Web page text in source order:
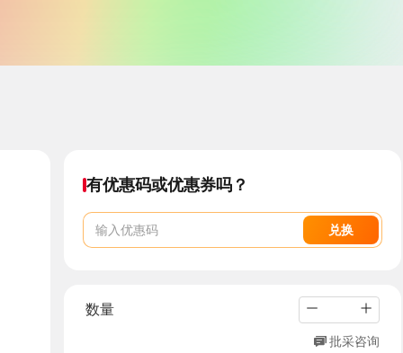
有优惠码或优惠券吗？
兑换
数量
批采咨询